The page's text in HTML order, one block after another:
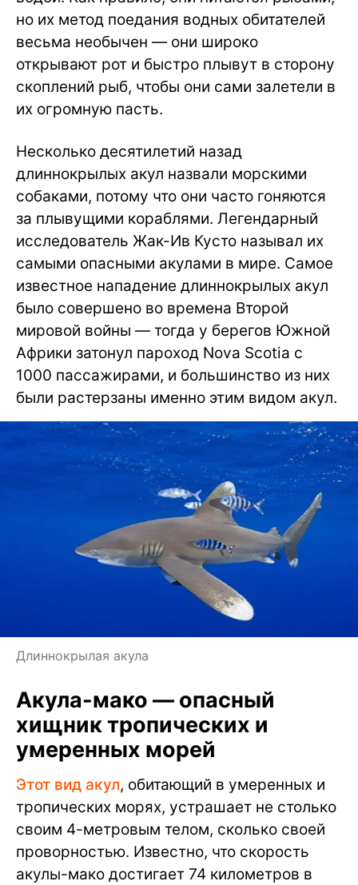
но их метод поедания водных обитателей
весьма необычен — они широко
открывают рот и быстро плывут в сторону
скоплений рыб, чтобы они сами залетели в
их огромную пасть.
Несколько десятилетий назад
длиннокрылых акул назвали морскими
собаками, потому что они часто гоняются
за плывущими кораблями. Легендарный
исследователь Жак-Ив Кусто называл их
самыми опасными акулами в мире. Самое
известное нападение длиннокрылых акул
было совершено во времена Второй
мировой войны — тогда у берегов Южной
Африки затонул пароход Nova Scotia с
1000 пассажирами, и большинство из них
были растерзаны именно этим видом акул.
Длиннокрылая акула
Акула-мако — опасный
хищник тропических и
умеренных морей
Этот вид акул, обитающий в умеренных и
тропических морях, устрашает не столько
своим 4-метровым телом, сколько своей
проворностью. Известно, что скорость
акулы-мако достигает 74 километров в